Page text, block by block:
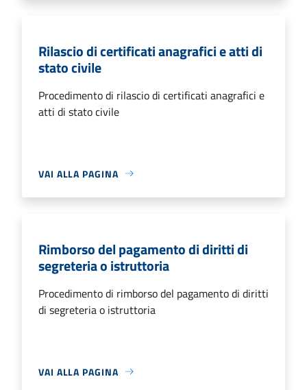
Rilascio di certificati anagrafici e atti di
stato civile
Procedimento di rilascio di certificati anagrafici e
atti di stato civile
VAI ALLA PAGINA
Rimborso del pagamento di diritti di
segreteria o istruttoria
Procedimento di rimborso del pagamento di diritti
di segreteria o istruttoria
VAI ALLA PAGINA